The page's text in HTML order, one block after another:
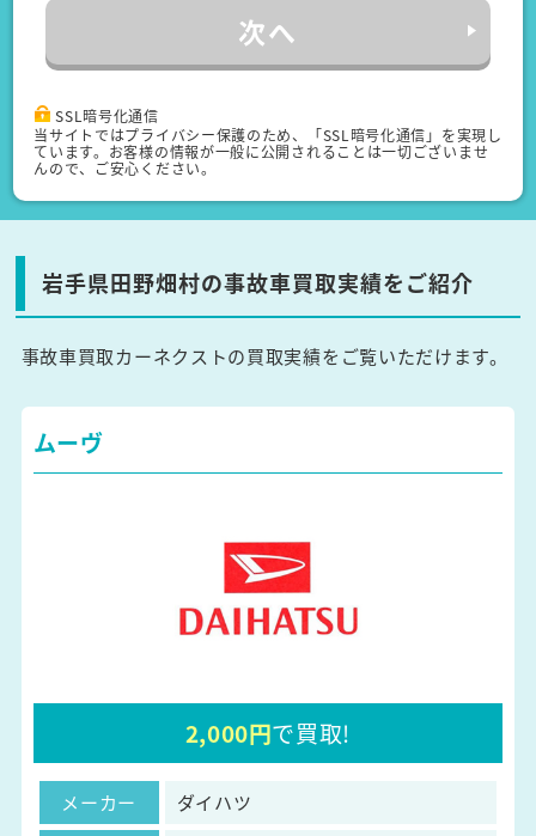
次へ
SSL暗号化通信
当サイトではプライバシー保護のため、「SSL暗号化通信」を実現し
ています。お客様の情報が一般に公開されることは一切ございませ
んので、ご安心ください。
岩手県田野畑村の事故車買取実績をご紹介
事故車買取カーネクストの買取実績をご覧いただけます。
ムーヴ
2,000円で買取!
メーカー
ダイハツ